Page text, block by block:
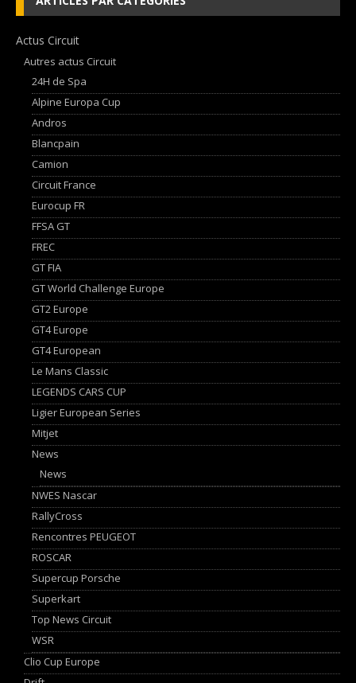
Actus Circuit
Autres actus Circuit
24H de Spa
Alpine Europa Cup
Andros
Blancpain
Camion
Circuit France
Eurocup FR
FFSA GT
FREC
GT FIA
GT World Challenge Europe
GT2 Europe
GT4 Europe
GT4 European
Le Mans Classic
LEGENDS CARS CUP
Ligier European Series
Mitjet
News
News
NWES Nascar
RallyCross
Rencontres PEUGEOT
ROSCAR
Supercup Porsche
Superkart
Top News Circuit
WSR
Clio Cup Europe